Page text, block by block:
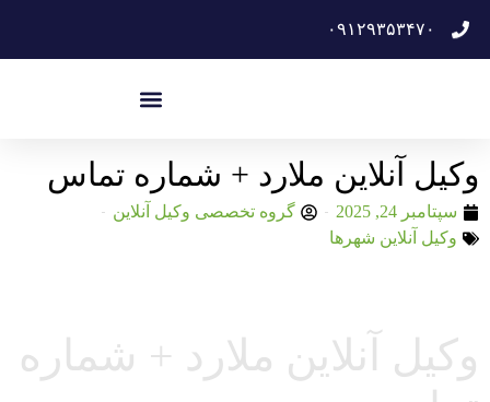
۰۹۱۲۹۳۵۳۴۷۰
وکیل آنلاین ملارد + شماره تماس
سپتامبر 24, 2025
گروه تخصصی وکیل آنلاین
وکیل آنلاین شهرها
وکیل آنلاین ملارد + شماره